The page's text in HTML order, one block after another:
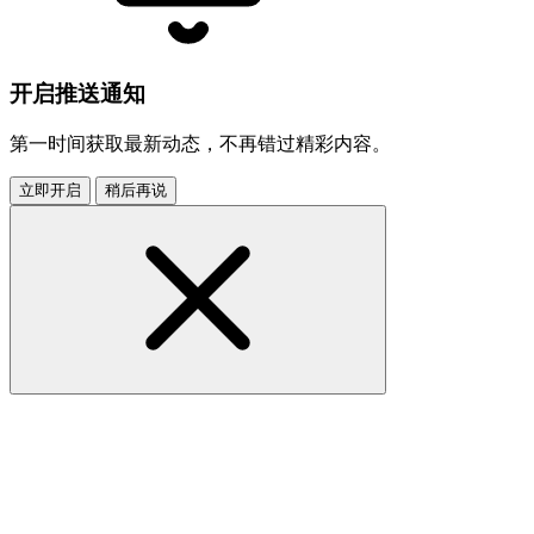
开启推送通知
第一时间获取最新动态，不再错过精彩内容。
立即开启 稍后再说